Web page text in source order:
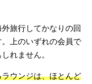
旅行してかなりの回
上のいずれの会員で
れません。
ウンジは、ほとんど